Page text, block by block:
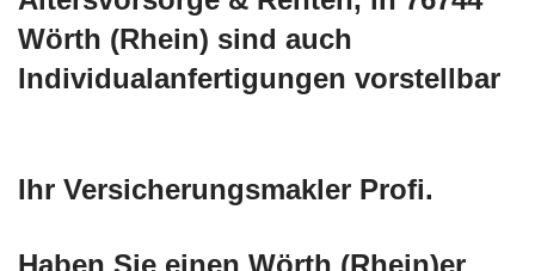
Wörth (Rhein) sind auch
Individualanfertigungen vorstellbar
Ihr Versicherungsmakler Profi.
Haben Sie einen Wörth (Rhein)er